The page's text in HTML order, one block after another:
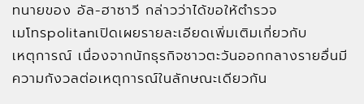
ทนายของ อัล-ฮาซาวี กล่าวว่าได้ขอให้ตำรวจ
เมโทรpolitanเปิดเผยรายละเอียดเพิ่มเติมเกี่ยวกับ
เหตุการณ์ เนื่องจากนักธุรกิจชาวตะวันออกกลางรายอื่นมี
ความกังวลต่อเหตุการณ์ในลักษณะเดียวกัน